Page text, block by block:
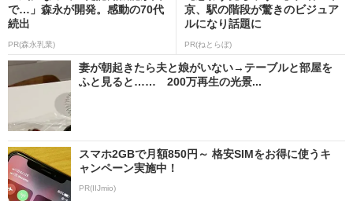
で…」森永が開発。感動の70代
続出
PR(森永乳業)
京、駅の階段が驚きのビジュア
ルになり話題に
PR(ねとらぼ)
妻が朝起きたら夫と娘がいない→テーブルと部屋を
ふと見ると…… 200万再生の光景...
スマホ2GBで月額850円～ 格安SIMをお得に使うキ
ャンペーン実施中！
PR(IIJmio)